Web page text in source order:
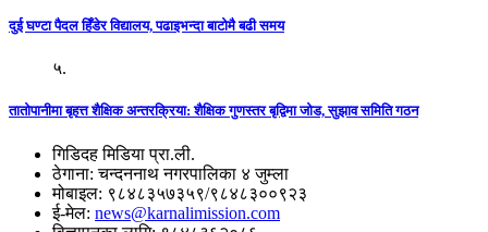
दुई घण्टा पैदल हिँडेर विद्यालय, पढाइभन्दा बाटोमै बढी समय
५.
तातोपानीमा बृहत्त शैक्षिक अन्तरक्रिया: शैक्षिक गुणस्तर बृद्विमा जोड, सुझाव समिति गठन
गिडिदह मिडिया प्रा.ली.
ठेगाना: चन्दननाथ नगरपालिका ४ जुम्ला
मोबाइल: ९८४८३५७३५९/९८४८३००९२३
ई-मेल: news@karnalimission.com